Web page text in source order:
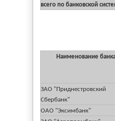
всего по банковской
Наименование
ЗАО "Приднестровский
Сбербанк"
ОАО "Эксимбанк"